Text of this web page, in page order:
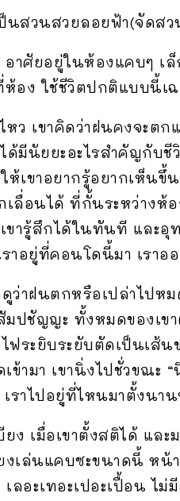
นสวนสวยลอยฟ้า(จัดสว
าศัยอยู่ในห้องแคบๆ
ห้อง ใช้ชีวิตปกติแบบนี้
เขาคิดว่าฝนคงจะตก
นัยยะอะไรสำคัญกับชี
ขาอยากรู้อยากเห็นขึ้
อนได้ ที่กั้นระหว่างห้อ
ารู้สึกได้ในทันที และอุท
อยู่ที่คอนโดนี้มา เราอ
าฝนตกหรือเปล่าไปห
ปชัญญะ ทั้งหมดของเ
ระยิบระยับตัดเป็นเส้
มา เขานิ่งไปชั่วขณะ “
ราไปอยู่ที่ไหนมาตั้งนาน
ง เมื่อเขาตั้งสติได้ และ
งเล่นแคบซะขนาดนี้ ห
ะเทอะเปอะเปื้อน ไม่มี